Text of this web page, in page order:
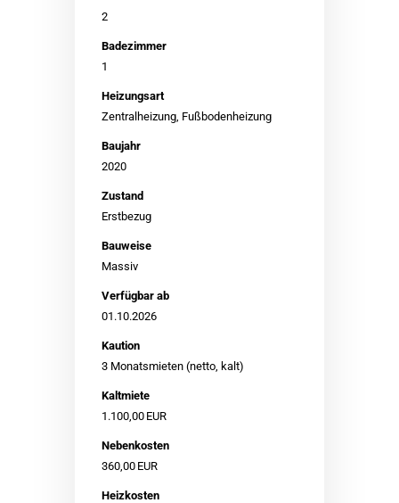
2
Badezimmer
1
Heizungsart
Zentralheizung, Fußbodenheizung
Baujahr
2020
Zustand
Erstbezug
Bauweise
Massiv
Verfügbar ab
01.10.2026
Kaution
3 Monatsmieten (netto, kalt)
Kaltmiete
1.100,00 EUR
Nebenkosten
360,00 EUR
Heizkosten